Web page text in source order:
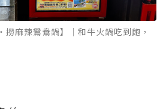
麻辣鴛鴦鍋】｜和牛火鍋吃到飽，